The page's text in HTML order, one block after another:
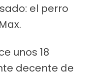
el perro
unos 18
decente de